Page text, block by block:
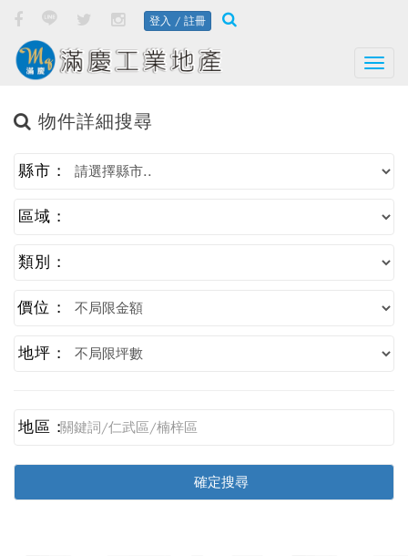
登入 / 註冊
物件詳細搜尋
縣市 :
區域 :
類別 :
價位 :
地坪 :
地區 :